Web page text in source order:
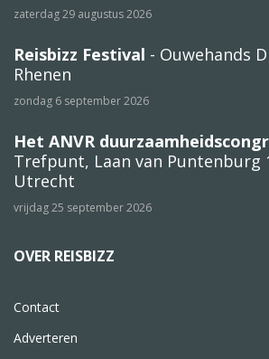
zaterdag 29 augustus 2026
Reisbizz Festival - Ouwehands
Rhenen
zondag 6 september 2026
Het ANVR
Trefpunt, Laan van Puntenburg
Utrecht
vrijdag 25 september 2026
OVER REISBIZZ
Contact
Adverteren